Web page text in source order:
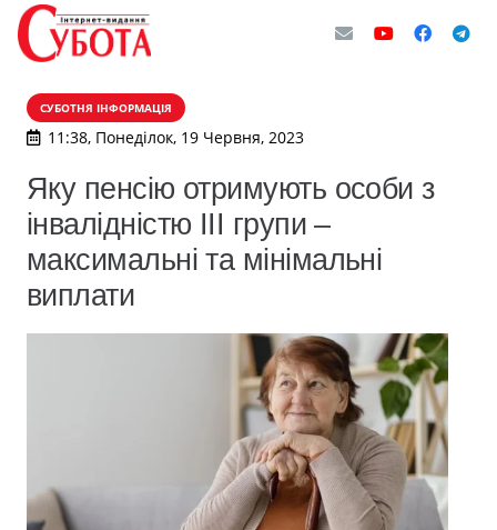
СУБОТНЯ ІНФОРМАЦІЯ
11:38, Понеділок, 19 Червня, 2023
Яку пенсію отримують особи з
інвалідністю ІІІ групи –
максимальні та мінімальні
виплати